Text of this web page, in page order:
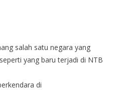
salah satu negara yang
yang baru terjadi di NTB
di